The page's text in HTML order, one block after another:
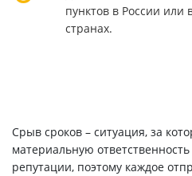
пунктов в России или
странах.
Срыв сроков – ситуация, за
материальную
репутации, поэтому каждое